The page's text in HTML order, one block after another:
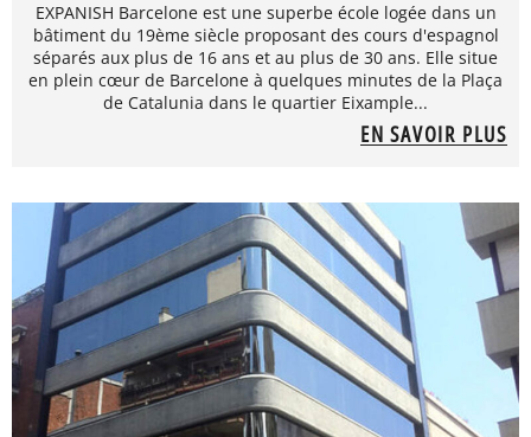
EXPANISH Barcelone est une superbe école logée dans un
bâtiment du 19ème siècle proposant des cours d'espagnol
séparés aux plus de 16 ans et au plus de 30 ans. Elle situe
en plein cœur de Barcelone à quelques minutes de la Plaça
de Catalunia dans le quartier Eixample...
EN SAVOIR PLUS